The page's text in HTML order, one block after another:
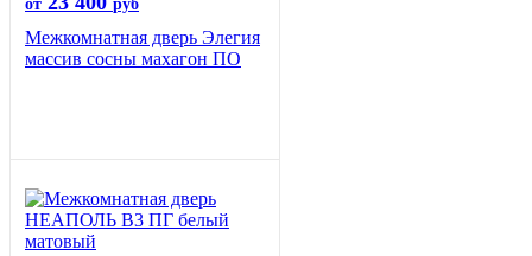
от руб
Межкомнатная дверь Элегия
массив сосны махагон ПО